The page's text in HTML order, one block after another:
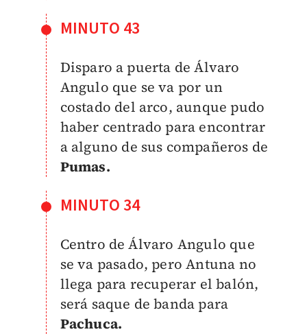
MINUTO 43
Disparo a puerta de Álvaro
Angulo que se va por un
costado del arco, aunque pudo
haber centrado para encontrar
a alguno de sus compañeros de
Pumas.
MINUTO 34
Centro de Álvaro Angulo que
se va pasado, pero Antuna no
llega para recuperar el balón,
será saque de banda para
Pachuca.